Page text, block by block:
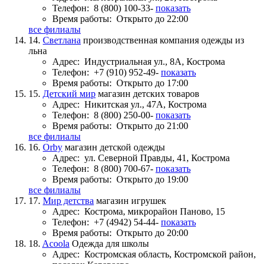
Телефон: 8 (800) 100-33- показать
Время работы: Открыто до 22:00
все филиалы
14. Светлана производственная компания одежды из
льна
Адрес: Индустриальная ул., 8А, Кострома
Телефон: +7 (910) 952-49- показать
Время работы: Открыто до 17:00
15. Детский мир магазин детских товаров
Адрес: Никитская ул., 47А, Кострома
Телефон: 8 (800) 250-00- показать
Время работы: Открыто до 21:00
все филиалы
16. Orby магазин детской одежды
Адрес: ул. Северной Правды, 41, Кострома
Телефон: 8 (800) 700-67- показать
Время работы: Открыто до 19:00
все филиалы
17. Мир детства магазин игрушек
Адрес: Кострома, микрорайон Паново, 15
Телефон: +7 (4942) 54-44- показать
Время работы: Открыто до 20:00
18. Acoola Одежда для школы
Адрес: Костромская область, Костромской район,